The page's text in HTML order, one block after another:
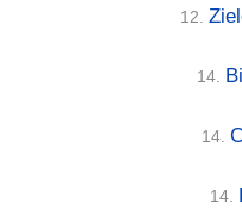
12.
14.
14.
14.